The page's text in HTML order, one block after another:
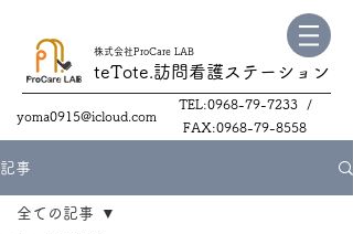
株式会社ProCare LAB
teTote.訪問看護 ステーション
yoma0915@icloud.com
TEL:0968-79-7233 /
FAX:0968-79-8558
記事
全ての記事